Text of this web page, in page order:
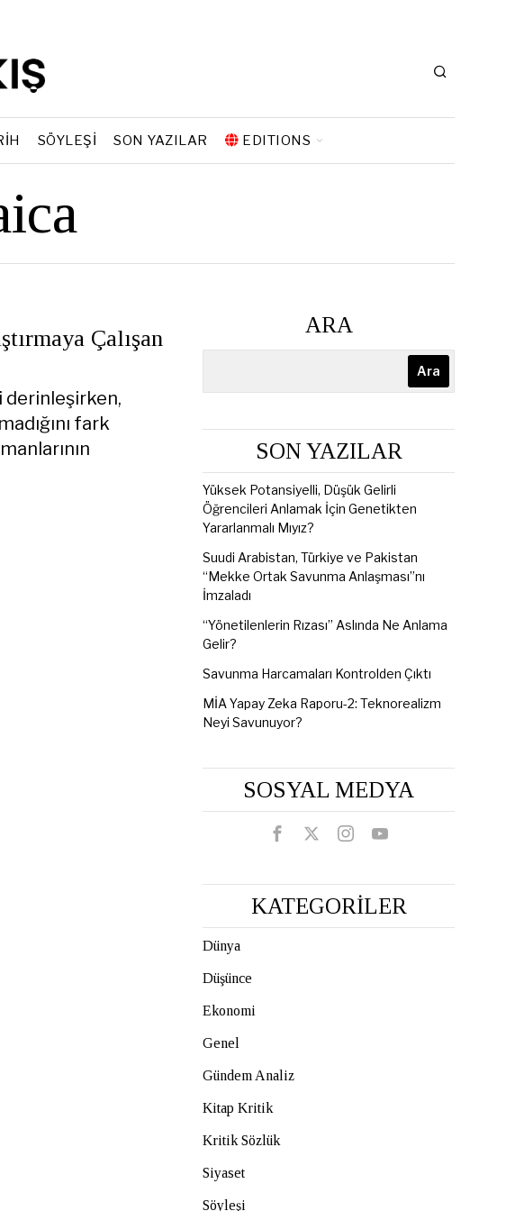
SÖYLEŞI SON YAZILAR EDITIONS
Çalışan
derinleşirken,
fark
ARA
Ara
SON YAZILAR
Yüksek Potansiyelli, Düşük Gelirli
Öğrencileri Anlamak İçin Genetikten
Yararlanmalı Mıyız?
Suudi Arabistan, Türkiye ve Pakistan
“Mekke Ortak Savunma Anlaşması”nı
İmzaladı
“Yönetilenlerin Rızası” Aslında Ne Anlama
Gelir?
Savunma Harcamaları Kontrolden Çıktı
MİA Yapay Zeka Raporu-2: Teknorealizm
Neyi Savunuyor?
SOSYAL MEDYA
KATEGORİLER
Dünya
Düşünce
Ekonomi
Genel
Gündem Analiz
Kitap Kritik
Kritik Sözlük
Siyaset
Söyleşi